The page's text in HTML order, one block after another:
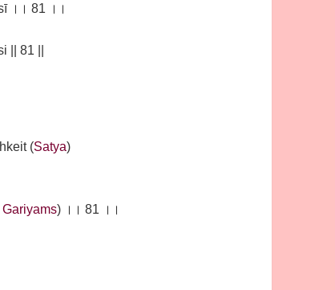
।। 81 ।।
|| 81 ||
(Satya)
Gariyams) ।। 81 ।।